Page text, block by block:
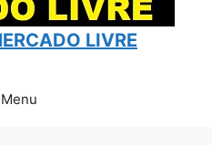
LIVRE
Menu